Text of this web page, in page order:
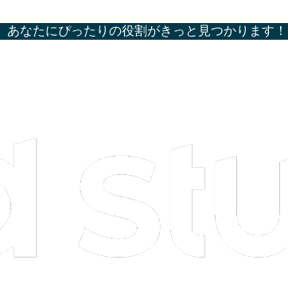
、あなたにぴったりの役割がきっと見つかります！